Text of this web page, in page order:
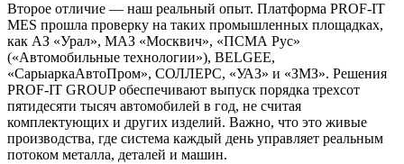
Второе отличие — наш реальный опыт. Платформа PROF-IT
MES прошла проверку на таких промышленных площадках,
как АЗ «Урал», МАЗ «Москвич», «ПСМА Рус»
(«Автомобильные технологии»), BELGEE,
«СарыаркаАвтоПром», СОЛЛЕРС, «УАЗ» и «ЗМЗ». Решения
PROF-IT GROUP обеспечивают выпуск порядка трехсот
пятидесяти тысяч автомобилей в год, не считая
комплектующих и других изделий. Важно, что это живые
производства, где система каждый день управляет реальным
потоком металла, деталей и машин.